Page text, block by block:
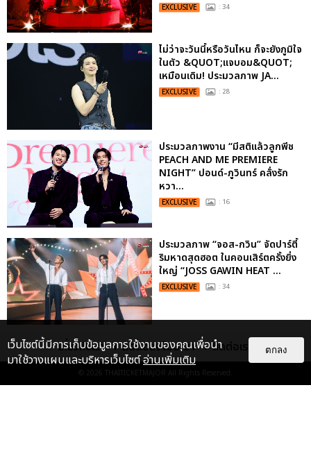
EXCLUSIVE : 34
ไม่ว่าจะวันนี้หรือวันไหน ก็จะยังภูมิใจ
ในตัว &QUOT;แจบอม&QUOT;
เหมือนเดิม! ประมวลภาพ JA...
EXCLUSIVE : 28
ประมวลภาพงาน “มีสติแล้วลูกพีช
PEACH AND ME PREMIERE
NIGHT” ปอนด์-ภูวินทร์ คลั่งรัก
หวา...
EXCLUSIVE : 16
ประมวลภาพ “จอส-กวิน” จัดปาร์ตี้
ริมหาดสุดฮอต ในคอนเสิร์ตครั้งยิ่ง
ใหญ่ “JOSS GAWIN HEAT ...
EXCLUSIVE : 34
“ช่วงเวลาที่ไม่ได้เจอกันพิสูจน์แล้วว่า
รักแท้จะไม่มีวันจางหาย” ประมวล
ภาพ JAEHYUN กับแฟน...
EXCLUSIVE : 10
เกี่ยวกับเรา ติดต่อลงโฆษณา ติดต่อเรา
© 2026 THAITICKETMAJOR All Rights Reserved.
เว็บไซต์นี้มีการเก็บข้อมูลการใช้งานของคุณเพื่อนำ
มาใช้วางแผนและบริหารเว็บไซต์อ่านเพิ่มเติม
ตกลง